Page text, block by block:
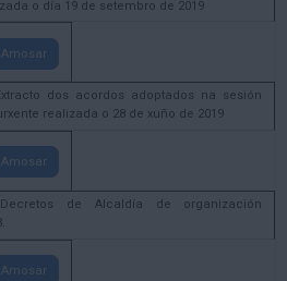
o día 19 de setembro de 2019
Amosar
Extracto dos acordos adoptados na sesión
realizada o 28 de xuño de 2019
Amosar
Decretos de Alcaldía de organización
Amosar